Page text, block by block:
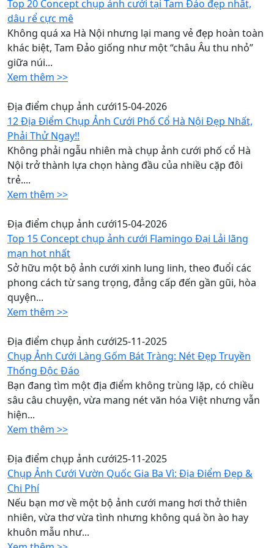
Top 20 Concept chụp ảnh cưới tại Tam Đảo đẹp nhất,
dâu rể cực mê
Không quá xa Hà Nội nhưng lại mang vẻ đẹp hoàn toàn
khác biệt, Tam Đảo giống như một “châu Âu thu nhỏ”
giữa núi...
Xem thêm >>
Địa điểm chụp ảnh cưới15-04-2026
12 Địa Điểm Chụp Ảnh Cưới Phố Cổ Hà Nội Đẹp Nhất,
Phải Thử Ngay!!
Không phải ngẫu nhiên mà chụp ảnh cưới phố cổ Hà
Nội trở thành lựa chọn hàng đầu của nhiều cặp đôi
trẻ....
Xem thêm >>
Địa điểm chụp ảnh cưới15-04-2026
Top 15 Concept chụp ảnh cưới Flamingo Đại Lải lãng
mạn hot nhất
Sở hữu một bộ ảnh cưới xinh lung linh, theo đuổi các
phong cách từ sang trọng, đẳng cấp đến gần gũi, hòa
quyện...
Xem thêm >>
Địa điểm chụp ảnh cưới25-11-2025
Chụp Ảnh Cưới Làng Gốm Bát Tràng: Nét Đẹp Truyền
Thống Độc Đáo
Bạn đang tìm một địa điểm không trùng lặp, có chiều
sâu câu chuyện, vừa mang nét văn hóa Việt nhưng vẫn
hiện...
Xem thêm >>
Địa điểm chụp ảnh cưới25-11-2025
Chụp Ảnh Cưới Vườn Quốc Gia Ba Vì: Địa Điểm Đẹp &
Chi Phí
Nếu bạn mơ về một bộ ảnh cưới mang hơi thở thiên
nhiên, vừa thơ vừa tình nhưng không quá ồn ào hay
khuôn mẫu như...